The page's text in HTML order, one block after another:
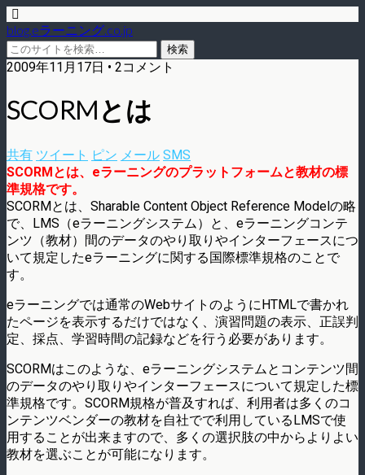
blog.eラーニング.co.jp
2009年11月17日 • 2コメント
SCORMとは
共有 ツイート ピン メール SMS
SCORMとは、eラーニングのプラットフォームと教材の標
準規格です。
SCORMとは、Sharable Content Object Reference Modelの略
で、LMS（eラーニングシステム）と、eラーニングコンテ
ンツ（教材）間のデータのやり取りやインターフェースにつ
いて規定したeラーニングに関する国際標準規格のことで
す。
eラーニングでは通常のWebサイトのようにHTMLで書かれ
たページを表示するだけではなく、演習問題の表示、正誤判
定、採点、学習時間の記録などを行う必要があります。
SCORMはこのような、eラーニングシステムとコンテンツ間
のデータのやり取りやインターフェースについて規定した標
準規格です。SCORM規格が普及すれば、利用者は多くのコ
ンテンツベンダーの教材を自社でで利用しているLMSで使
用することが出来ますので、多くの選択肢の中からよりよい
教材を選ぶことが可能になります。